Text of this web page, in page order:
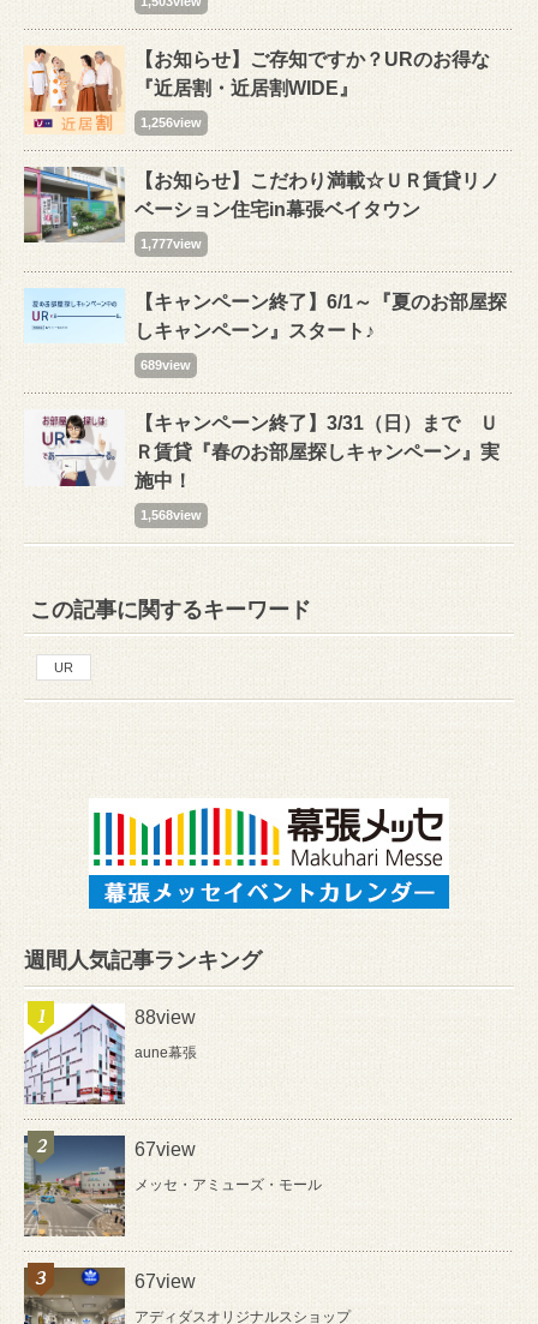
【お知らせ】ご存知ですか？URのお得な
『近居割・近居割WIDE』
1,256view
【お知らせ】こだわり満載☆ＵＲ賃貸リノ
ベーション住宅in幕張ベイタウン
1,777view
【キャンペーン終了】6/1～『夏のお部屋探
しキャンペーン』スタート♪
689view
【キャンペーン終了】3/31（日）まで Ｕ
Ｒ賃貸『春のお部屋探しキャンペーン』実
施中！
1,568view
この記事に関するキーワード
UR
週間人気記事ランキング
88view
aune幕張
67view
メッセ・アミューズ・モール
67view
アディダスオリジナルスショップ